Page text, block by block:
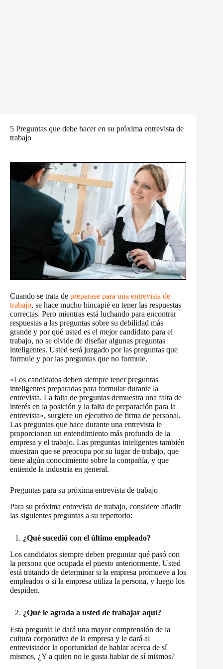
5 Preguntas que debe hacer en su próxima entrevista de
trabajo
Cuando se trata de preparase para una entrevista de
trabajo, se hace mucho hincapié en tener las respuestas
correctas. Pero mientras está luchando para encontrar
respuestas a las preguntas sobre su debilidad más
grande y por qué usted es el mejor candidato para el
trabajo, no se olvide de diseñar algunas preguntas
inteligentes. Usted será juzgado por las preguntas que
formule y por las preguntas que no formule.
«Los candidatos deben siempre tener preguntas
inteligentes preparadas para formular durante la
entrevista. La falta de preguntas demuestra una falta de
interés en la posición y la falta de preparación para la
entrevista», surgiere un ejecutivo de firma de personal.
Las preguntas que hace durante una entrevista le
proporcionan un entendimiento más profundo de la
empresa y el trabajo. Las preguntas inteligentes también
muestran que se preocupa por su lugar de trabajo, que
tiene algún conocimiento sobre la compañía, y que
entiende la industria en general.
Preguntas para su próxima entrevista de trabajo
Para su próxima entrevista de trabajo, considere añadir
las siguientes preguntas a su repertorio:
1. ¿Qué sucedió con el último empleado?
Los candidatos siempre deben preguntar qué pasó con
la persona que ocupada el puesto anteriormente. Usted
está tratando de determinar si la empresa promueve a los
empleados o si la empresa utiliza la persona, y luego los
despiden.
2. ¿Qué le agrada a usted de trabajar aquí?
Esta pregunta le dará una mayor comprensión de la
cultura corporativa de la empresa y le dará al
entrevistador la oportunidad de hablar acerca de sí
mismos, ¿Y a quien no le gusta hablar de sí mismos?